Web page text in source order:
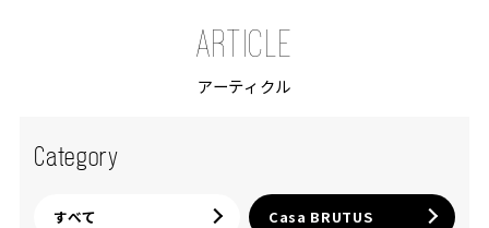
ARTICLE
アーティクル
Category
すべて Casa BRUTUS